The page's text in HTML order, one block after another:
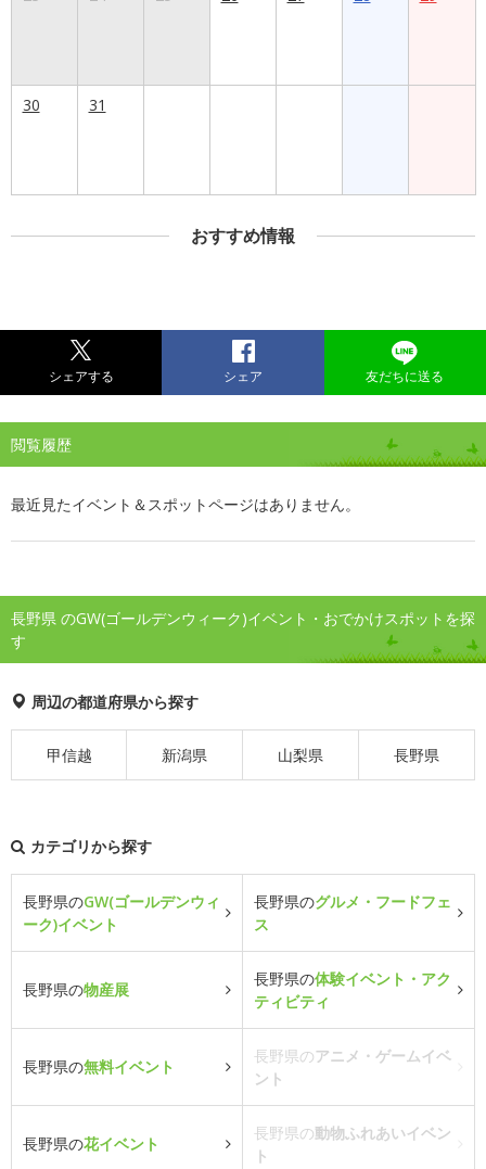
30 31
おすすめ情報
シェアする シェア 友だちに送る
閲覧履歴
最近見たイベント＆スポットページはありません。
長野県 のGW(ゴールデンウィーク)イベント・おでかけスポットを探
す
周辺の都道府県から探す
甲信越 新潟県 山梨県 長野県
カテゴリから探す
長野県のGW(ゴールデンウィ
ーク)イベント
長野県のグルメ・フードフェ
ス
長野県の物産展
長野県の体験イベント・アク
ティビティ
長野県の無料イベント
長野県のアニメ・ゲームイベ
ント
長野県の花イベント
長野県の動物ふれあいイベン
ト